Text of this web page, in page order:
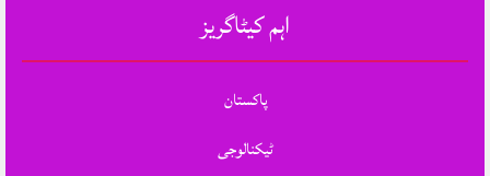
اہم کیٹاگریز
پاکستان
ٹیکنالوجی